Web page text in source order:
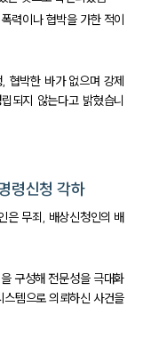
력이나 협박을 가한 적이
협박한 바가 없으며 강제
되지 않는다고 밝혔습니
령신청 각하
은 무죄, 배상신청인의 배
구성해 전문성을 극대화
템으로 의뢰하신 사건을